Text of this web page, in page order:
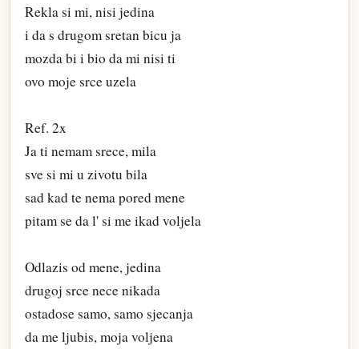
Rekla si mi, nisi jedina
i da s drugom sretan bicu ja
mozda bi i bio da mi nisi ti
ovo moje srce uzela
Ref. 2x
Ja ti nemam srece, mila
sve si mi u zivotu bila
sad kad te nema pored mene
pitam se da l' si me ikad voljela
Odlazis od mene, jedina
drugoj srce nece nikada
ostadose samo, samo sjecanja
da me ljubis, moja voljena